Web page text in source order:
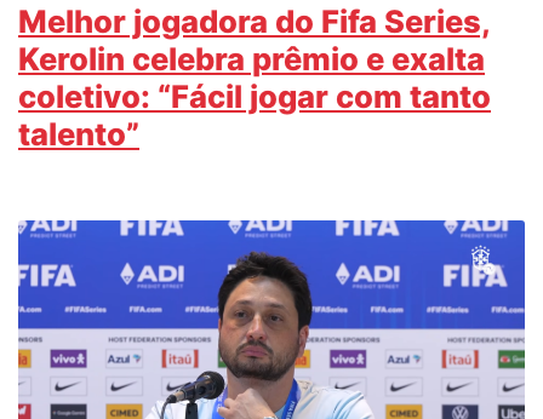
Melhor jogadora do Fifa Series,
Kerolin celebra prêmio e exalta
coletivo: “Fácil jogar com tanto
talento”